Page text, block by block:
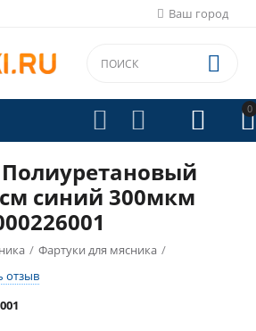
Ваш город
0


 

синий 300мкм
/ Фартуки для мясника /
Niroflex
отзыв